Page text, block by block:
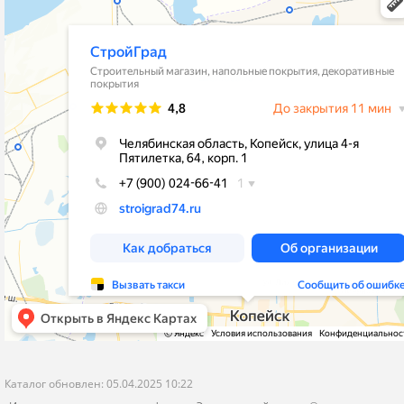
Я даю согласие на обработку моих персональных данных
ОПУБЛИКОВАТЬ
Нажатием на кнопку «Опубликовать» я даю свое согласие на обработку
персональных данных в соответствии суказанными условиями.
Новости
Политика конфиденциальности
stroygrad.kopeysk@mail.ru
Челябинская обл.,г.Копейск , ул.4-
Пятилетки,64,рынок"Народный Двор"
корпус 1- Стройматериалы и Отделка
корпус 2 - Кафель и Сантехника
пн-пт с 9-00 до 19-00
сб-вс с 9-00 до 18-00
Каталог обновлен: 05.04.2025 10:22